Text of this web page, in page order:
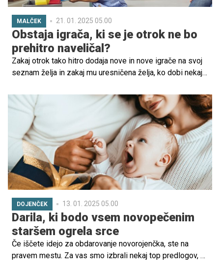
MALČEK 21. 01. 2025 05.00
Obstaja igrača, ki se je otrok ne bo
prehitro naveličal?
Zakaj otrok tako hitro dodaja nove in nove igrače na svoj
seznam želja in zakaj mu uresničena želja, ko dobi nekaj,
zanimanja?
DOJENČEK 13. 01. 2025 05.00
Darila, ki bodo vsem novopečenim
staršem ogrela srce
Če iščete idejo za obdarovanje novorojenčka, ste na
pravem mestu. Za vas smo izbrali nekaj top predlogov, ki